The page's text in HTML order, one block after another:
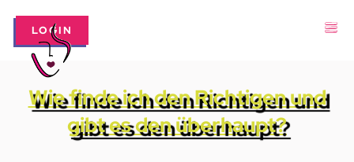
LOGIN
Wie finde ich den Richtigen und
gibt es den überhaupt?